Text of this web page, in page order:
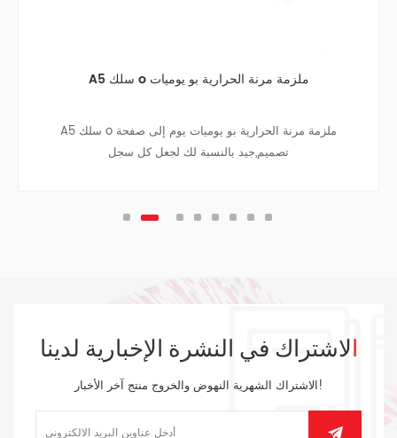
A5 حالة ملزمة الأسبوع لعرض تغطية لينة يوميات
A5 حالة ملزمة الأسبوع لعرض تغطية لينة يوميات الجلود غطاء
الاشتراك في النشرة الإخبارية لدينا
الاشتراك الشهرية النهوض والخروج منتج آخر الأخبار!